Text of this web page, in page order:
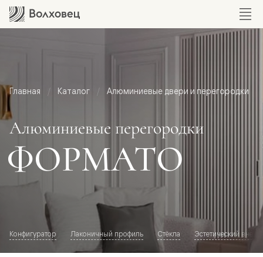
Главная Каталог Алюминиевые двери и перегородки
Алюминиевые перегородки
ФОРМАТО
Конфигуратор Лаконичный профиль Стёкла Эстетический